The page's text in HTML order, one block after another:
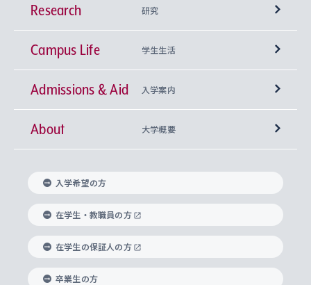
学部
神学部
文学部
総合人間科学部
経済学部
外国語学部
興味から学科を探す
上智大学の全学共通教育
基盤教育センター
キリスト教人間学
身体知
思考と表現
上智大学の語学教育
言語教育研究センター
上智大学のグローバル教育
グローバル教育センター
上智大学で学ぶ
学びのサポート
大学院
Research 研究
研究所 等
キリスト教文化研究所
中世思想研究所
国際言語情報研究所
グローバル・コンサーン研究所
Sophia Open Research Weeks (SORW)
産官学連携
知的財産
研究支援制度
重点領域研究・自由課題研究
研究活動に関する法令・研究費の使用について
Campus Life 学生生活
学期区分と授業時間割
課外活動
課外教育プログラム
ボランティア活動
グローバルな学びのコミュニティ
学生の相談窓口
心身の健康相談
キャリア形成サポート
Admissions & Aid 入学案内
上智大学で取得できる学位
入れの方針）
科目等履修生
研究生・外国人特別研究生・国費留学生
About 大学概要
理事長・学長メッセージ
学長・副学長紹介
上智大学の精神
上智大学の理念
グローバルエンゲージメント
入学希望の方
在学生・教職員の方
在学生の保証人の方
卒業生の方